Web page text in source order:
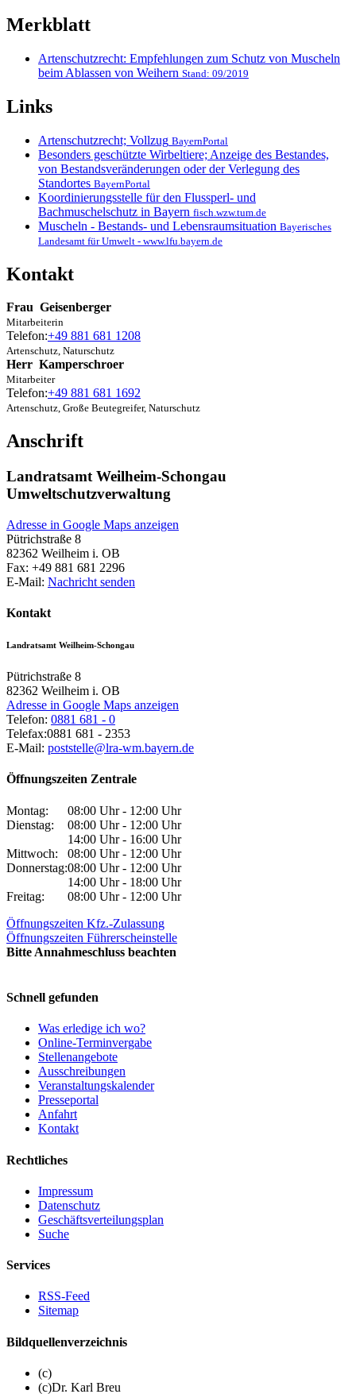
Merkblatt
Artenschutzrecht: Empfehlungen zum Schutz von Muscheln
beim Ablassen von Weihern Stand: 09/2019
Links
Artenschutzrecht; Vollzug BayernPortal
Besonders geschützte Wirbeltiere; Anzeige des Bestandes,
von Bestandsveränderungen oder der Verlegung des
Standortes BayernPortal
Koordinierungsstelle für den Flussperl- und
Bachmuschelschutz in Bayern fisch.wzw.tum.de
Muscheln - Bestands- und Lebensraumsituation Bayerisches
Landesamt für Umwelt - www.lfu.bayern.de
Kontakt
Frau Geisenberger
Mitarbeiterin
Telefon:+49 881 681 1208
Artenschutz, Naturschutz
Herr Kamperschroer
Mitarbeiter
Telefon:+49 881 681 1692
Artenschutz, Große Beutegreifer, Naturschutz
Anschrift
Landratsamt Weilheim-Schongau
Umweltschutzverwaltung
Adresse in Google Maps anzeigen
Pütrichstraße 8
82362 Weilheim i. OB
Fax: +49 881 681 2296
E-Mail: Nachricht senden
Kontakt
Landratsamt Weilheim-Schongau
Pütrichstraße 8
82362 Weilheim i. OB
Adresse in Google Maps anzeigen
Telefon: 0881 681 - 0
Telefax:0881 681 - 2353
E-Mail: poststelle@lra-wm.bayern.de
Öffnungszeiten Zentrale
Montag:
08:00 Uhr - 12:00 Uhr
Dienstag:
08:00 Uhr - 12:00 Uhr
14:00 Uhr - 16:00 Uhr
Mittwoch:
08:00 Uhr - 12:00 Uhr
Donnerstag:08:00 Uhr - 12:00 Uhr
14:00 Uhr - 18:00 Uhr
Freitag:
08:00 Uhr - 12:00 Uhr
Öffnungszeiten Kfz.-Zulassung
Öffnungszeiten Führerscheinstelle
Bitte Annahmeschluss beachten
Schnell gefunden
Was erledige ich wo?
Online-Terminvergabe
Stellenangebote
Ausschreibungen
Veranstaltungskalender
Presseportal
Anfahrt
Kontakt
Rechtliches
Impressum
Datenschutz
Geschäftsverteilungsplan
Suche
Services
RSS-Feed
Sitemap
Bildquellenverzeichnis
(c)
(c)Dr. Karl Breu